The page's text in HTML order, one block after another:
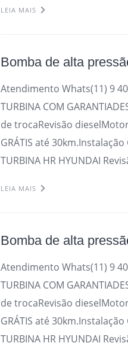
LEIA MAIS
Bomba de alta
Atendimento Whats(11) 9
TURBINA COM
de trocaRevisão
GRÁTIS até
TURBINA HR HYUNDAI
LEIA MAIS
Bomba de alta
Atendimento Whats(11) 9
TURBINA COM
de trocaRevisão
GRÁTIS até
TURBINA HR HYUNDAI